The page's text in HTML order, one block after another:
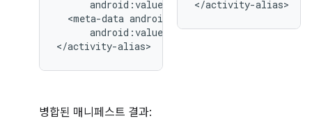
<meta-data
android:value="@string/quack"/>
</activity-alias>
</activity-alias>
병합된 매니페스트 결과: